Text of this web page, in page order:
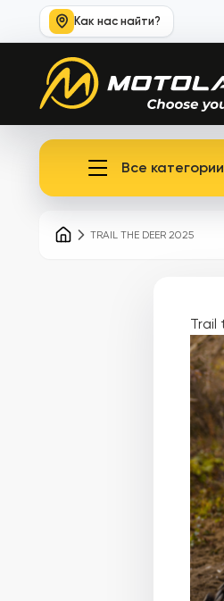
Как нас найти?
Все категории
TRAIL THE DEER 2025
Trail